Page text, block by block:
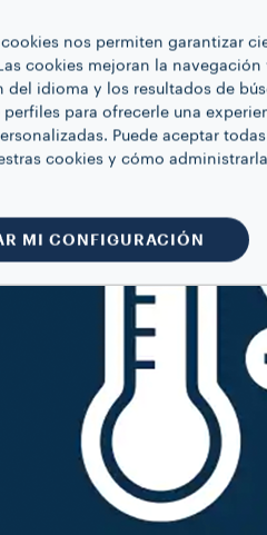
de la excelencia pasa en
nos permiten garantizar
cookies mejoran la
idioma y los resultados de
para ofrecerle una
Puede aceptar
cookies y cómo
MI CONFIGURACIÓN